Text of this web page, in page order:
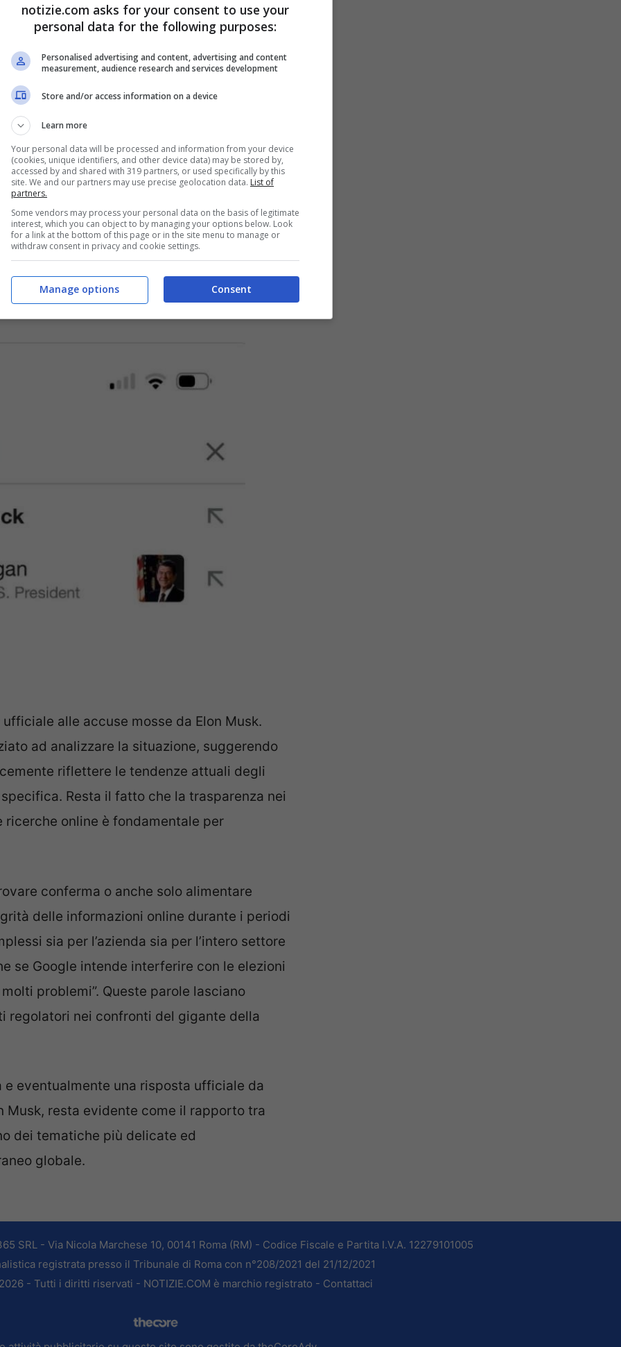
alla leggera. In un periodo in cui la
storici, ogni azione compiuta dalle
estrema attenzione sia dai media che
Musk fossero confermate, ci troveremmo
dell’informazione digitale con
americano.
alle accuse mosse da Elon Musk.
ad analizzare la situazione, suggerendo
riflettere le tendenze attuali degli
Resta il fatto che la trasparenza nei
online è fondamentale per
conferma o anche solo alimentare
delle informazioni online durante i periodi
sia per l’azienda sia per l’intero settore
se Google intende interferire con le elezioni
problemi”. Queste parole lasciano
regolatori nei confronti del gigante della
eventualmente una risposta ufficiale da
Musk, resta evidente come il rapporto tra
dei tematiche più delicate ed
globale.
SRL - Via Nicola Marchese 10, 00141 Roma (RM) - Codice Fiscale e Partita I.V.A. 12279101005
registrata presso il Tribunale di Roma con n°208/2021 del 21/12/2021
- Tutti i diritti riservati - NOTIZIE.COM è marchio registrato - Contattaci
notizie.com asks for your consent to use your
personal data for the following purposes:
Personalised advertising and content, advertising and content
measurement, audience research and services development
Store and/or access information on a device
Learn more
Your personal data will be processed and information from your device
(cookies, unique identifiers, and other device data) may be stored by,
accessed by and shared with 319 partners, or used specifically by this
site. We and our partners may use precise geolocation data. List of
partners.
Some vendors may process your personal data on the basis of legitimate
interest, which you can object to by managing your options below. Look
for a link at the bottom of this page or in the site menu to manage or
withdraw consent in privacy and cookie settings.
Consent
Manage options